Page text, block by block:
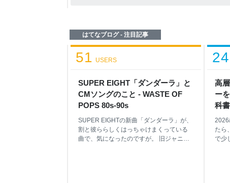
はてなブログ - 注目記事
SUPER EIGHT「ダンダーラ」と
CMソングのこと - WASTE OF
POPS 80s-90s
51 USERS
SUPER EIGHTの新曲「ダンダーラ」が、
割と彼ららしくはっちゃけまくっている
曲で、気になったのですが。 旧ジャニー
高
ー
科
に
ン
た
24
たら
で少